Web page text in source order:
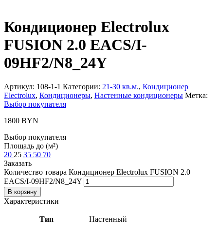
Кондиционер Electrolux
FUSION 2.0 EACS/I-
09HF2/N8_24Y
Артикул: 108-1-1 Категории: 21-30 кв.м., Кондиционер
Electrolux, Кондиционеры, Настенные кондиционеры Метка:
Выбор покупателя
1800 BYN
Выбор покупателя
Площадь до (м²)
20 25 35 50 70
Заказать
Количество товара Кондиционер Electrolux FUSION 2.0
EACS/I-09HF2/N8_24Y
В корзину
Характеристики
Тип Настенный